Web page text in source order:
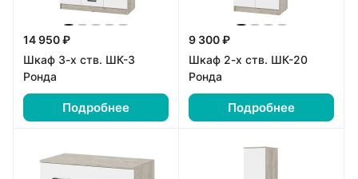
14 950 ₽
Шкаф 3-х ств. ШК-3
Ронда
Подробнее
9 300 ₽
Шкаф 2-х ств. ШК-20
Ронда
Подробнее